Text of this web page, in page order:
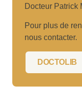
Docteur Patrick
Pour plus de
nous contacter.
DOCTOLIB